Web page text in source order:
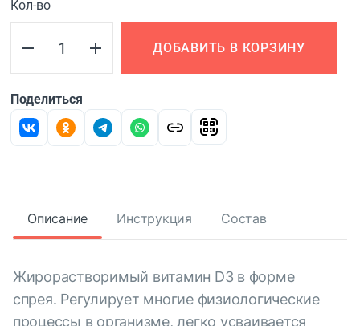
Кол-во
ДОБАВИТЬ В КОРЗИНУ
Поделиться
Описание Инструкция Состав
Жирорастворимый витамин D3 в форме
спрея. Регулирует многие физиологические
процессы в организме, легко усваивается